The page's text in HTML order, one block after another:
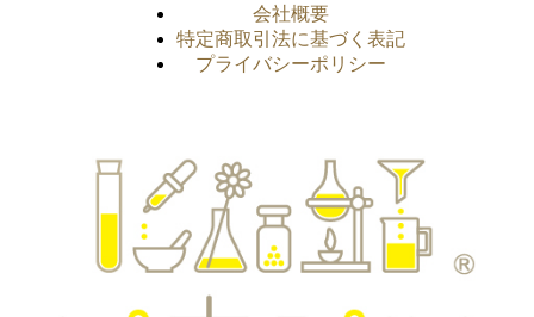
会社概要
特定商取引法に基づく表記
プライバシーポリシー